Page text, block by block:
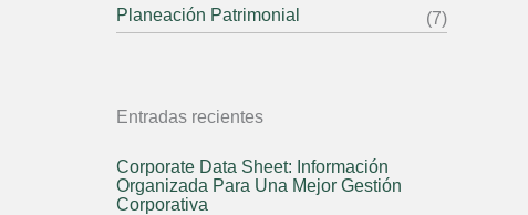
Planeación Patrimonial
(7)
Entradas recientes
Corporate Data Sheet: Información
Organizada Para Una Mejor Gestión
Corporativa